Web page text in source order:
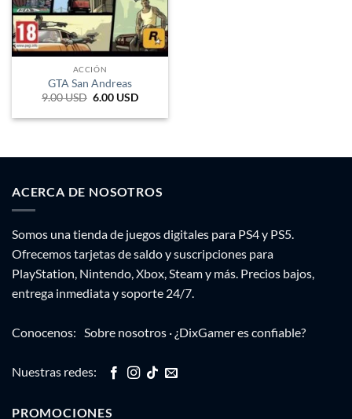
ACCIÓN
GTA San Andreas
9.00USD El
original
6.00 USD
actual
ACERCA DE NOSOTROS
Somos una tienda de juegos digitales para PS4 y PS5.
Ofrecemos tarjetas de saldo y suscripciones para
PlayStation, Nintendo, Xbox, Steam y más. Precios bajos,
entrega inmediata y soporte 24/7.
Conocenos: Sobre nosotros · ¿DixGamer es confiable?
Nuestras redes:
PROMOCIONES